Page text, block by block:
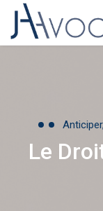
Le